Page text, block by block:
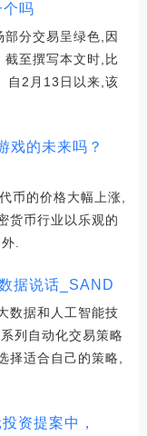
吗
分交易呈绿色,因
截至撰写本文时,比
自2月13日以来,该
戏的未来吗？
币的价格大幅上涨,
货币行业以乐观的
.
据说话_SAND
数据和人工智能技
列自动化交易策略
择适合自己的策略,
资提案中，